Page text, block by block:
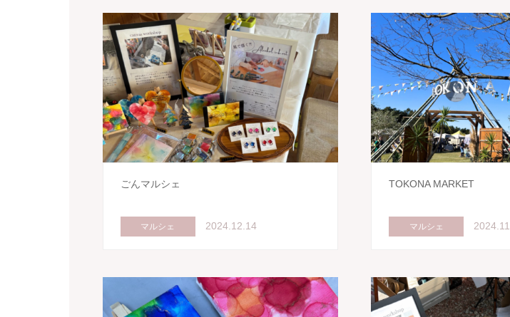
ごんマルシェ
マルシェ 2024.12.14
TOKONA MARKET
マルシェ